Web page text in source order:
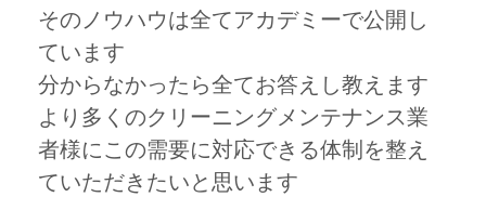
そのノウハウは全てアカデミーで公開し
ています
分からなかったら全てお答えし教えます
より多くのクリーニングメンテナンス業
者様にこの需要に対応できる体制を整え
ていただきたいと思います